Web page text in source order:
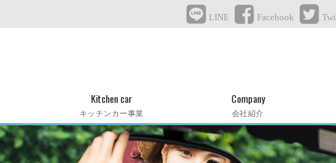
LINE Facebook
Kitchen car
キッチンカー事業
Company
会社紹介